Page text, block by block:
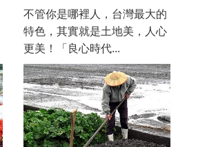
不管你是哪裡人，台灣最大的
特色，其實就是土地美，人心
更美！「良心時代...